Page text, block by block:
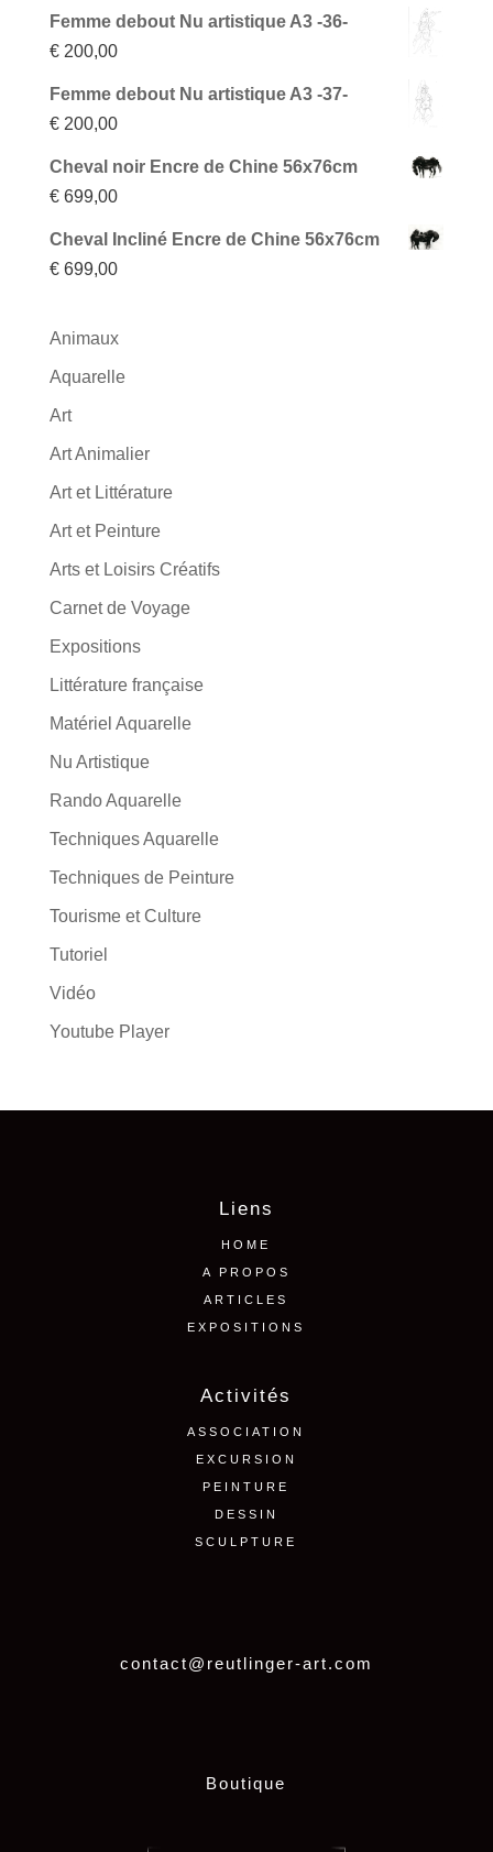
Femme debout Nu artistique A3 -36-
€200,00
Femme debout Nu artistique A3 -37-
€200,00
Cheval noir Encre de Chine 56x76cm
€699,00
Cheval Incliné Encre de Chine 56x76cm
€699,00
Animaux
Aquarelle
Art
Art Animalier
Art et Littérature
Art et Peinture
Arts et Loisirs Créatifs
Carnet de Voyage
Expositions
Littérature française
Matériel Aquarelle
Nu Artistique
Rando Aquarelle
Techniques Aquarelle
Techniques de Peinture
Tourisme et Culture
Tutoriel
Vidéo
Youtube Player
Liens
HOME
A PROPOS
ARTICLES
EXPOSITIONS
Activités
ASSOCIATION
EXCURSION
PEINTURE
DESSIN
SCULPTURE
contact@reutlinger-art.com
Boutique